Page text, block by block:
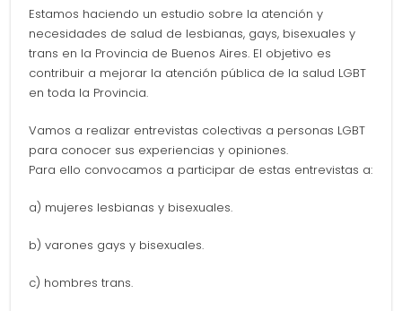
Estamos haciendo un estudio sobre la atención y
necesidades de salud de lesbianas, gays, bisexuales y
trans en la Provincia de Buenos Aires. El objetivo es
contribuir a mejorar la atención pública de la salud LGBT
en toda la Provincia.
Vamos a realizar entrevistas colectivas a personas LGBT
para conocer sus experiencias y opiniones.
Para ello convocamos a participar de estas entrevistas a:
a) mujeres lesbianas y bisexuales.
b) varones gays y bisexuales.
c) hombres trans.